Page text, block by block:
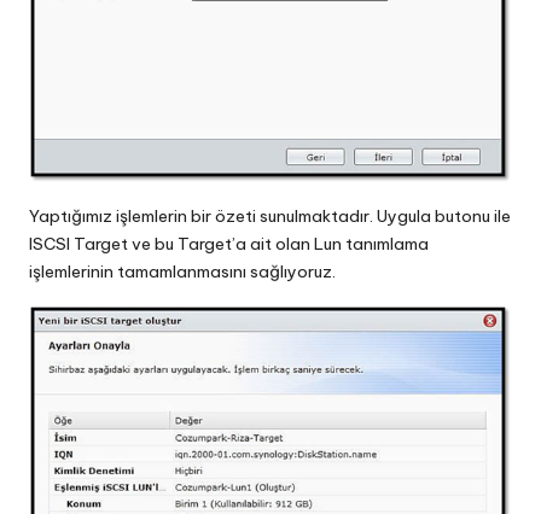
Yaptığımız işlemlerin bir özeti sunulmaktadır. Uygula butonu ile
ISCSI Target ve bu Target’a ait olan Lun tanımlama
işlemlerinin tamamlanmasını sağlıyoruz.